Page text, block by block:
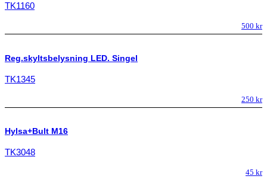
TK1160
500 kr
Reg.skyltsbelysning LED. Singel
TK1345
250 kr
Hylsa+Bult M16
TK3048
45 kr